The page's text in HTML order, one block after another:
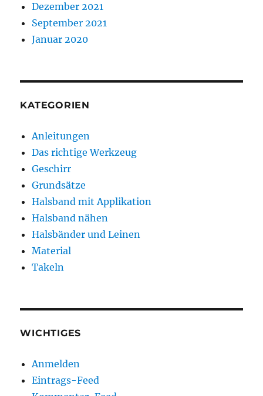
Dezember 2021
September 2021
Januar 2020
KATEGORIEN
Anleitungen
Das richtige Werkzeug
Geschirr
Grundsätze
Halsband mit Applikation
Halsband nähen
Halsbänder und Leinen
Material
Takeln
WICHTIGES
Anmelden
Eintrags-Feed